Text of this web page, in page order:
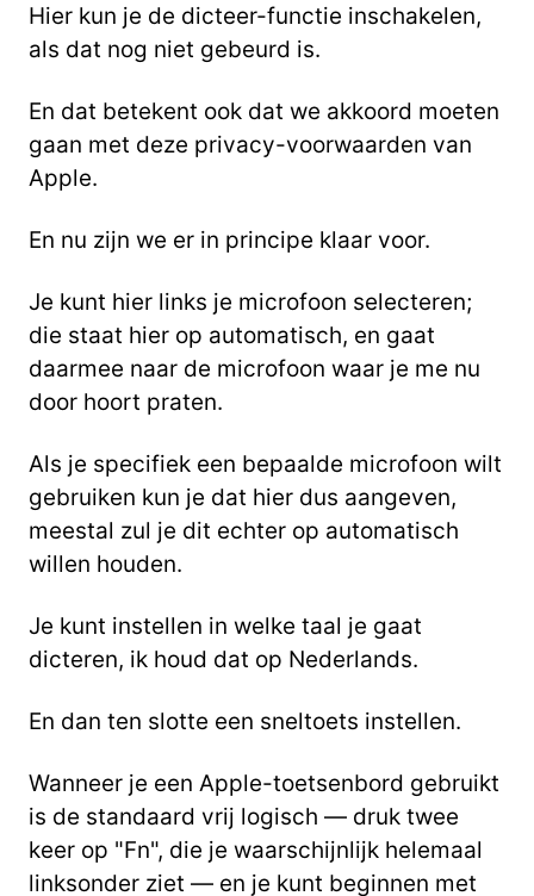
Hier kun je de dicteer-functie inschakelen,
als dat nog niet gebeurd is.
En dat betekent ook dat we akkoord moeten
gaan met deze privacy-voorwaarden van
Apple.
En nu zijn we er in principe klaar voor.
Je kunt hier links je microfoon selecteren;
die staat hier op automatisch, en gaat
daarmee naar de microfoon waar je me nu
door hoort praten.
Als je specifiek een bepaalde microfoon wilt
gebruiken kun je dat hier dus aangeven,
meestal zul je dit echter op automatisch
willen houden.
Je kunt instellen in welke taal je gaat
dicteren, ik houd dat op Nederlands.
En dan ten slotte een sneltoets instellen.
Wanneer je een Apple-toetsenbord gebruikt
is de standaard vrij logisch — druk twee
keer op "Fn", die je waarschijnlijk helemaal
linksonder ziet — en je kunt beginnen met